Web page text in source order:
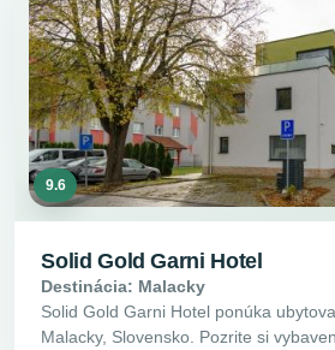
9.6
Solid Gold Garni Hotel
Destinácia: Malacky
Solid Gold Garni Hotel ponúka
Malacky, Slovensko. Pozrite si